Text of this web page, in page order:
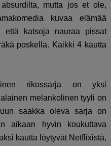
mutta jos et ole,
kuvaa elämää
että katsoja nauraa pissat
poskella. Kaikki 4 kautta
rikossarja on yksi
melankolinen tyyli on
saakka oleva sarja on
aikaan hyvin koukuttava
kautta löytyvät Netflixistä,